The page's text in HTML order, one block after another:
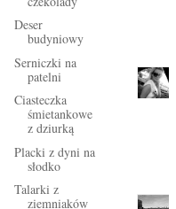
Deser
budyniowy
Serniczki na
patelni
Ciasteczka
śmietankowe
z dziurką
Placki z dyni na
słodko
Talarki z
ziemniaków